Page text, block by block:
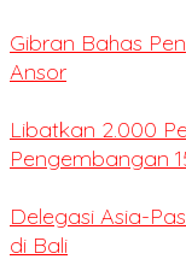
Gibran Bahas
Ansor
Libatkan 2.000
Pengembangan
Delegasi Asia-
di Bali